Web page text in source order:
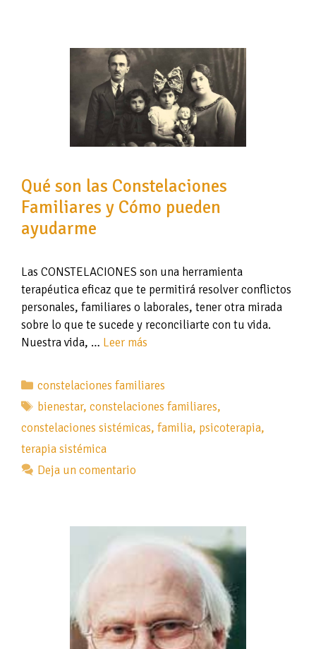
Qué son las Constelaciones
Familiares y Cómo pueden
ayudarme
Las CONSTELACIONES son una herramienta
terapéutica eficaz que te permitirá resolver conflictos
personales, familiares o laborales, tener otra mirada
sobre lo que te sucede y reconciliarte con tu vida.
Nuestra vida, … Leer más
Categorías
constelaciones familiares
Etiquetas
bienestar,constelaciones familiares,
constelaciones sistémicas, familia, psicoterapia,
terapia sistémica
Deja un comentario